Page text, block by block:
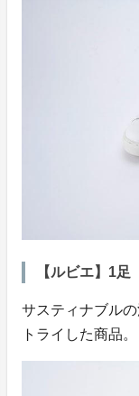
【ルビエ】1
サスティナブル
トライした商品。